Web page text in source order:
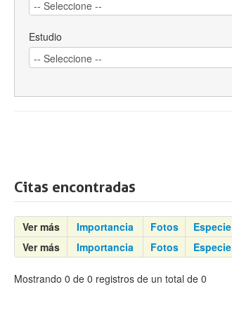
Estudio
Citas encontradas
Ver más Importancia Fotos Especie
Ver más
Importancia Fotos Especie
Mostrando 0 de 0 registros de un total de 0